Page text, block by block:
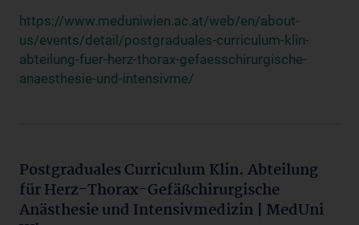
https://www.meduniwien.ac.at/web/en/about-
us/events/detail/postgraduales-curriculum-klin-
abteilung-fuer-herz-thorax-gefaesschirurgische-
anaesthesie-und-intensivme/
Postgraduales Curriculum Klin. Abteilung
für Herz-Thorax-Gefäßchirurgische
Anästhesie und Intensivmedizin | MedUni